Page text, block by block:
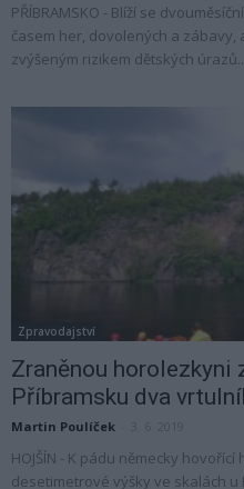
PŘÍBRAMSKO - Blíží se
časem her, dovolených a
zvýšeným rizikem dětských
Zpravodajství
Zraněnou horolezkyni
Příbramsku dva
Martin Poulíček
HOJŠÍN - K pádu německy
desetimetrové výšky ve skalách u